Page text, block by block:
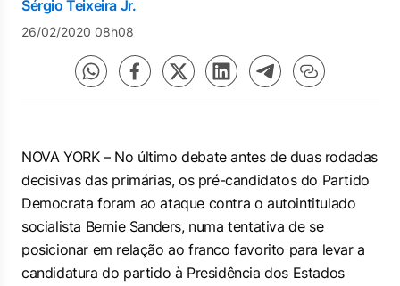
Sérgio Teixeira Jr.
26/02/2020 08h08
NOVA YORK – No último debate antes de duas rodadas
decisivas das primárias, os pré-candidatos do Partido
Democrata foram ao ataque contra o autointitulado
socialista Bernie Sanders, numa tentativa de se
posicionar em relação ao franco favorito para levar a
candidatura do partido à Presidência dos Estados